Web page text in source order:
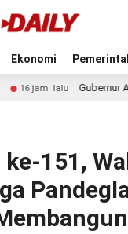
Ekonomi
lalu Gubernur Andra
151,